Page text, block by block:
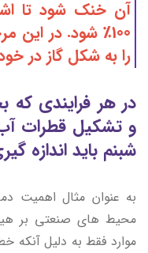
آن خنک شود تا
100٪ شود. در این
را به شکل گاز در
در هر فرایندی که
و تشکیل قطرات
شبنم باید اندازه
به عنوان مثال اهمیت
محیط های صنعتی بر
موارد فقط به دلیل